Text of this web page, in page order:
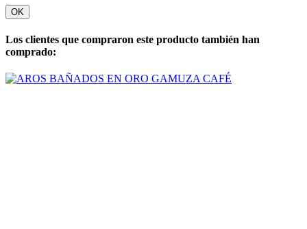
OK
Los clientes que compraron este producto también han
comprado: